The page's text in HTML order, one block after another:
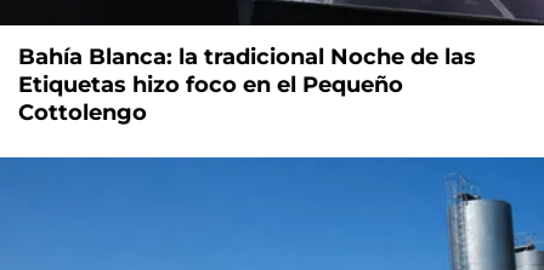
Bahía Blanca: la tradicional Noche de las
Etiquetas hizo foco en el Pequeño
Cottolengo